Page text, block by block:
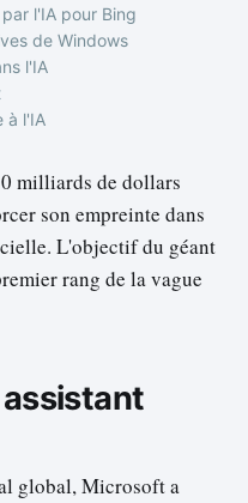
l'IA pour Bing
de Windows
l'IA
à l'IA
milliards de dollars
son empreinte dans
L'objectif du géant
rang de la vague
global, Microsoft a